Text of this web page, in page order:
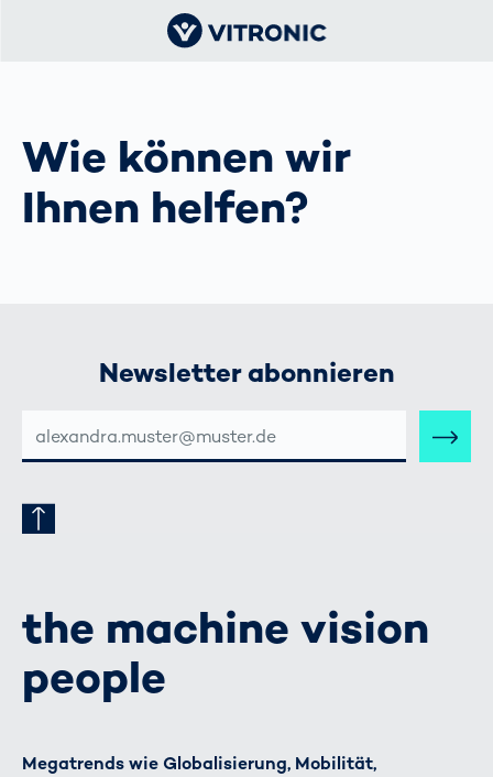
Wie können wir
Ihnen helfen?
Newsletter abonnieren
MAIL-
ADRESSE
the machine vision
people
Megatrends wie Globalisierung, Mobilität,